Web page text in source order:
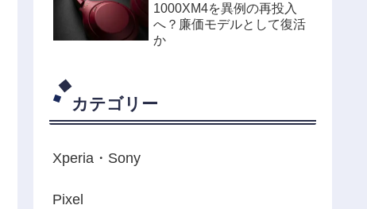
1000XM4を異例の再投入
へ？廉価モデルとして復活
か
カテゴリー
Xperia・Sony
Pixel